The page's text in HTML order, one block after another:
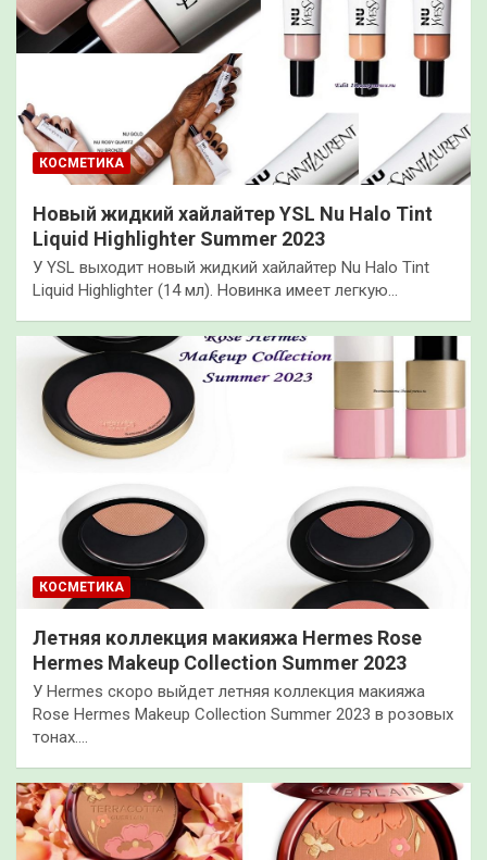
КОСМЕТИКА
Новый жидкий хайлайтер YSL Nu Halo Tint
Liquid Highlighter Summer 2023
У YSL выходит новый жидкий хайлайтер Nu Halo Tint
Liquid Highlighter (14 мл). Новинка имеет легкую…
КОСМЕТИКА
Летняя коллекция макияжа Hermes Rose
Hermes Makeup Collection Summer 2023
У Hermes скоро выйдет летняя коллекция макияжа
Rose Hermes Makeup Collection Summer 2023 в розовых
тонах.…